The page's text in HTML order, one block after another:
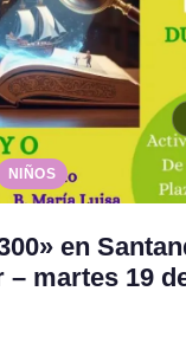
NIÑOS
en
– martes 19